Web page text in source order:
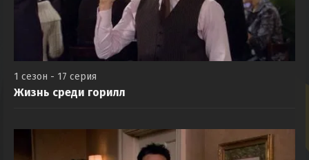
1 сезон - 17 серия
Жизнь среди горилл